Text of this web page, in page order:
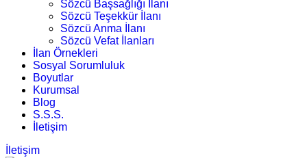
Sözcü Başsağlığı İlanı
Sözcü Teşekkür İlanı
Sözcü Anma İlanı
Sözcü Vefat İlanları
İlan Örnekleri
Sosyal Sorumluluk
Boyutlar
Kurumsal
Blog
S.S.S.
İletişim
İletişim